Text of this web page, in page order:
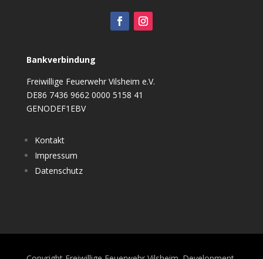
Bankverbindung
Freiwillige Feuerwehr Vilsheim e.V.
DE86 7436 9662 0000 5158 41
GENODEF1EBV
Kontakt
Impressum
Datenschutz